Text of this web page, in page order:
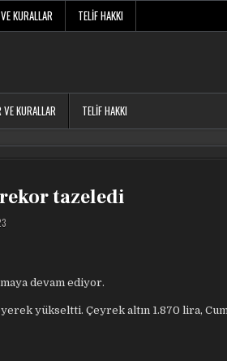
KURALLAR TELIF HAKKI
KURALLAR TELIF HAKKI
tazeledi
devam ediyor.
yükseltti. Çeyrek altın 1.870 lira,